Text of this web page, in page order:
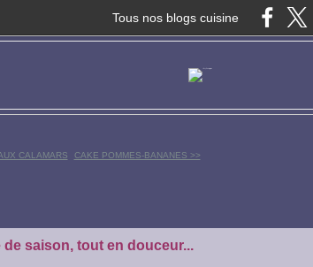
Tous nos blogs cuisine
CALAMARS CAKE POMMES-BANANES >>
de saison, tout en douceur...